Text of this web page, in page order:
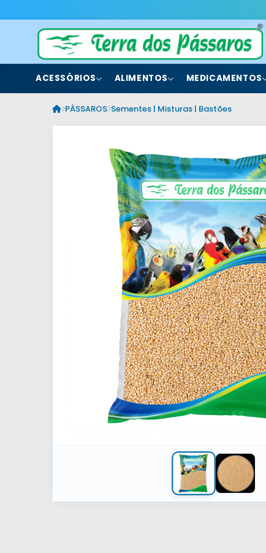
ACESSÓRIOS ALIMENTOS MEDICAMENTOS
PÁSSAROS Sementes | Misturas | Bastões